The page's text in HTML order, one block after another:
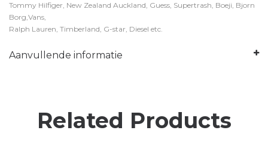
Tommy Hilfiger, New Zealand Auckland, Guess, Supertrash, Boeji, Bjorn
Borg,Vans,
Ralph Lauren, Timberland, G-star, Diesel etc.
Aanvullende informatie
Related Products